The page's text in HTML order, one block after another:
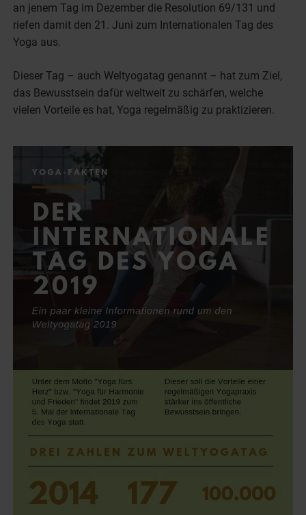
an jenem Tag im Dezember die Resolution 69/131 und
riefen damit den 21. Juni zum Internationalen Tag des
Yoga aus.
Dieser Tag – auch Weltyogatag genannt – hat zum Ziel,
das Bewusstsein dafür weltweit zu schärfen, welche
vielen Vorteile es hat, Yoga regelmäßig zu praktizieren.